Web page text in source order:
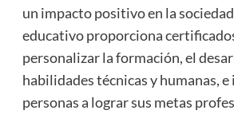
un impacto positivo en la
educativo proporciona
personalizar la formación, el
habilidades técnicas y humanas, e
personas a lograr sus metas